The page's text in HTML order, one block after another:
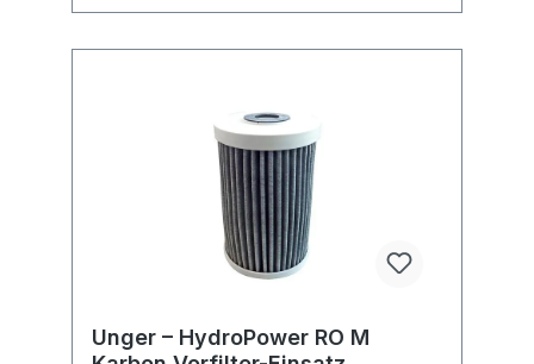
Unger – HydroPower RO M